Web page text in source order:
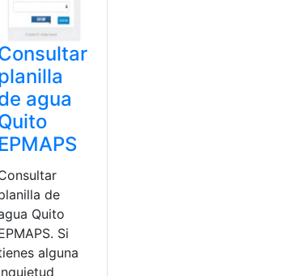
agua
EPMAPS
de
Quito
Si
alguna